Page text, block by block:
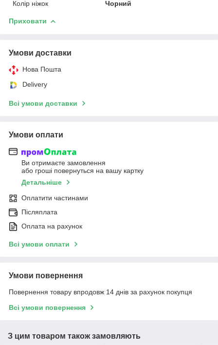
Колір ніжок Чорний
Приховати
Умови доставки
Нова Пошта
Delivery
Всі умови доставки
Умови оплати
Ви отримаєте замовлення
або гроші повернуться на вашу картку
Детальніше
Оплатити частинами
Післяплата
Оплата на рахунок
Всі умови оплати
Умови повернення
Повернення товару впродовж 14 днів за рахунок покупця
Всі умови повернення
З цим товаром також замовляють